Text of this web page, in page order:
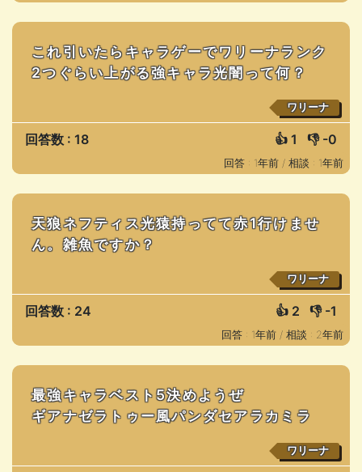
これ引いたらキャラゲーでワリーナランク
2つぐらい上がる強キャラ光闇って何？
ワリーナ
回答数 : 18 👍 1 👎 -0
回答 : 1年前 / 相談 : 1年前
天狼ネフティス光猿持ってて赤1行けませ
ん。雑魚ですか？
ワリーナ
回答数 : 24 👍 2 👎 -1
回答 : 1年前 / 相談 : 2年前
最強キャラベスト5決めようぜ
ギアナゼラトゥー風パンダセアラカミラ
ワリーナ